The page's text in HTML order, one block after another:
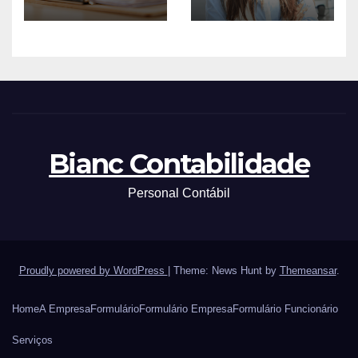
Facilita
gestão
Bianc Contabilidade
Personal Contábil
Proudly powered by WordPress Theme: News Hunt by Themeansar.
HomeA EmpresaFormulárioFormulário EmpresaFormulário Funcionário
Serviços